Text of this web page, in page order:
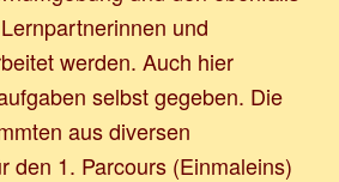
und
werden. Auch hier
selbst gegeben. Die
aus diversen
den 1. Parcours (Einmaleins)